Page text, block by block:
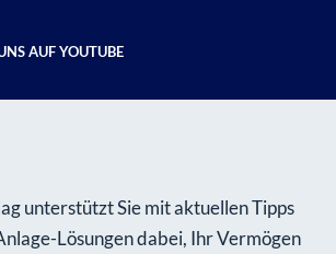
AUF YOUTUBE
unterstützt Sie mit aktuellen Tipps
Lösungen dabei, Ihr Vermögen